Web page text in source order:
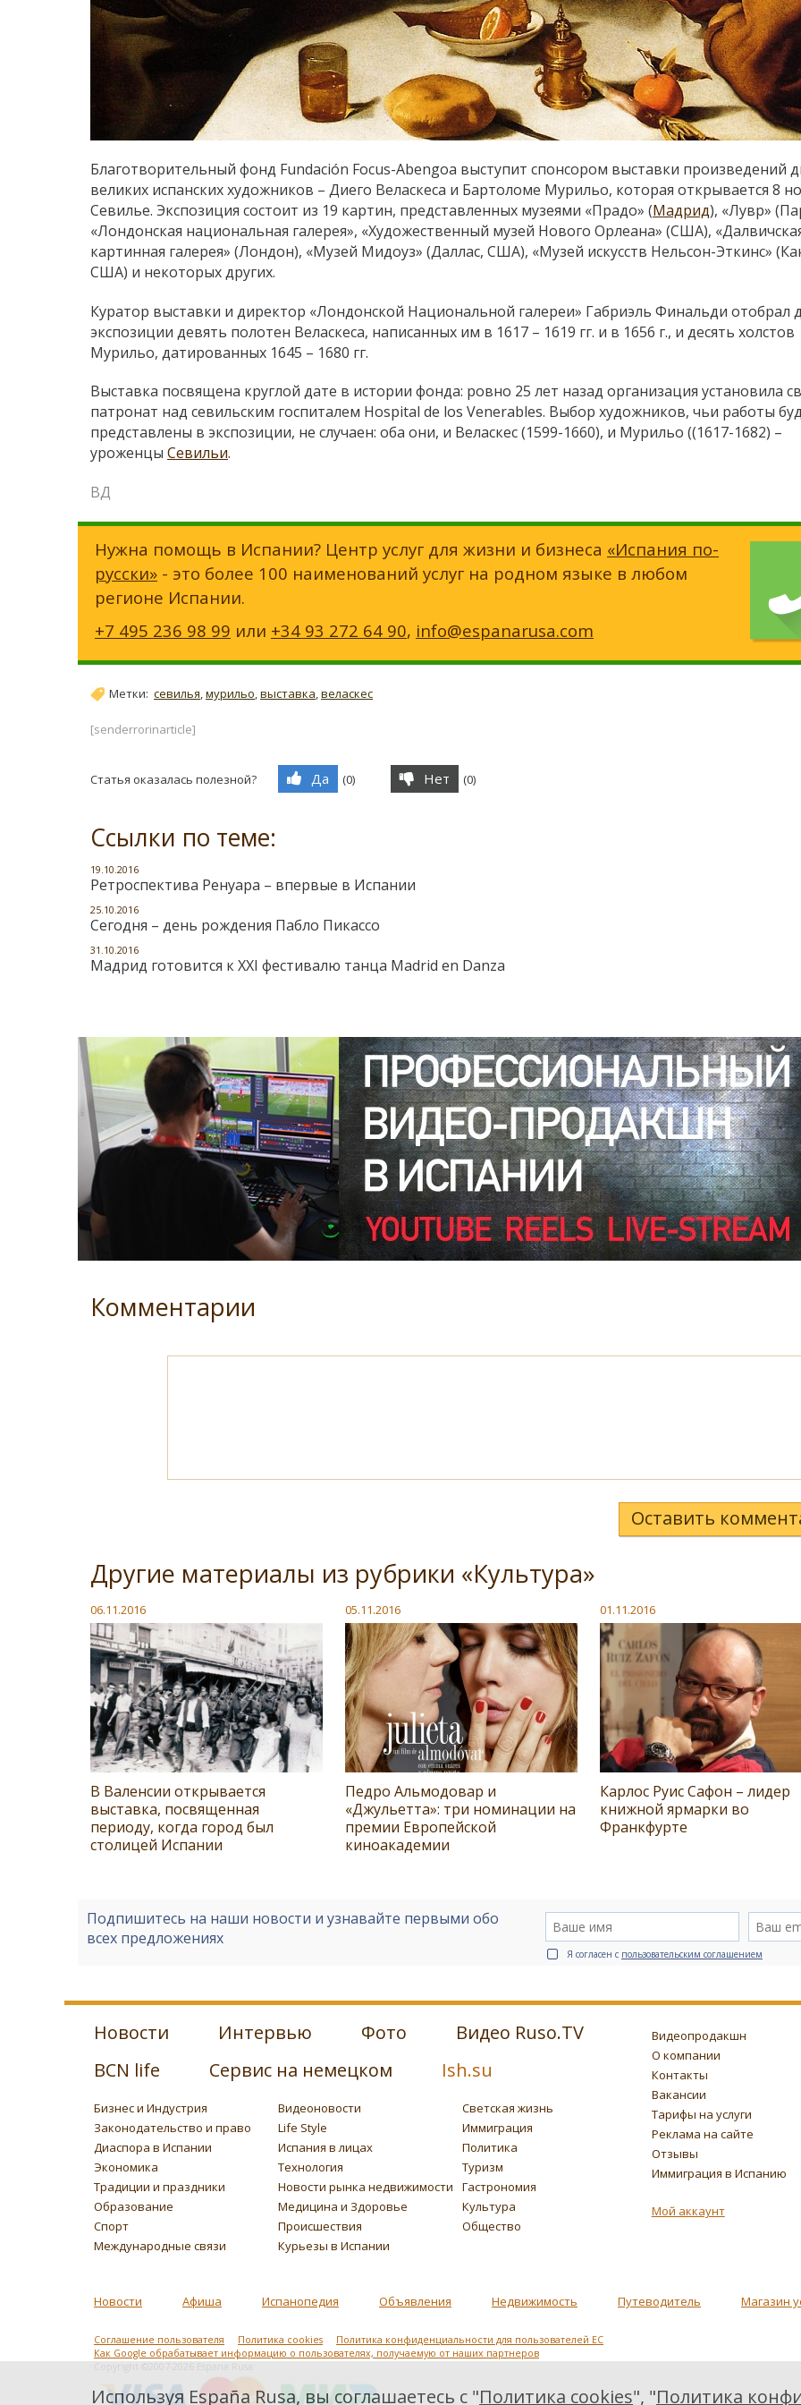
Благотворительный фонд Fundación Focus-Abengoa выступит спонсором выставки произведений
великих испанских художников – Диего Веласкеса и Бартоломе Мурильо, которая открывается 8
Севилье. Экспозиция состоит из 19 картин, представленных музеями «Прадо» (Мадрид), «Лувр»
«Лондонская национальная галерея», «Художественный музей Нового Орлеана» (США),
картинная галерея» (Лондон), «Музей Мидоуз» (Даллас, США), «Музей искусств Нельсон-Эткинс»
США) и некоторых других.
Куратор выставки и директор «Лондонской Национальной галереи» Габриэль Финальди отобрал
экспозиции девять полотен Веласкеса, написанных им в 1617 – 1619 гг. и в 1656 г., и десять холстов
Мурильо, датированных 1645 – 1680 гг.
Выставка посвящена круглой дате в истории фонда: ровно 25 лет назад организация установила
патронат над севильским госпиталем Hospital de los Venerables. Выбор художников, чьи работы
представлены в экспозиции, не случаен: оба они, и Веласкес (1599-1660), и Мурильо ((1617-1682) –
уроженцы Севильи.
ВД
Нужна помощь в Испании? Центр услуг для жизни и бизнеса «Испания по-
русски» - это более 100 наименований услуг на родном языке в любом
регионе Испании.
+7 495 236 98 99 или +34 93 272 64 90, info@espanarusa.com
Метки: севилья,мурильо,выставка,веласкес
[senderrorinarticle]
Статья оказалась полезной? Да (0) Нет (0)
Ссылки по теме:
19.10.2016
Ретроспектива Ренуара – впервые в Испании
25.10.2016
Сегодня – день рождения Пабло Пикассо
31.10.2016
Мадрид готовится к XXI фестивалю танца Madrid en Danza
Комментарии
Оставить
Другие материалы из рубрики «Культура»
06.11.2016
В Валенсии открывается
выставка, посвященная
периоду, когда город был
столицей Испании
05.11.2016
Педро Альмодовар и
«Джульетта»: три номинации на
премии Европейской
киноакадемии
01.11.2016
Карлос Руис Сафон – лидер
книжной ярмарки во
Франкфурте
Подпишитесь на наши новости и узнавайте первыми обо
всех предложениях
Я согласен с пользовательским соглашением
Новости Интервью Фото
Видео Ruso.TV
BCN life
Сервис на немецком Ish.su
Бизнес и Индустрия Видеоновости
Светская жизнь
Законодательство и право
Life Style
Иммиграция
Диаспора в Испании
Испания в лицах
Политика
Экономика
Технология
Туризм
Традиции и праздники
Новости рынка недвижимости
Гастрономия
Образование
Медицина и Здоровье
Культура
Спорт
Происшествия
Общество
Международные связи
Курьезы в Испании
Видеопродакшн
О компании
Контакты
Вакансии
Тарифы на услуги
Реклама на сайте
Отзывы
Иммиграция в Испанию
Мой аккаунт
Новости Афиша Испанопедия Объявления Недвижимость Путеводитель Магазин
Соглашение пользователя Политика cookies
Политика конфиденциальности для пользователей ЕС
Как Google обрабатывает информацию о пользователях, получаемую от наших партнеров
Используя España Rusa, вы соглашаетесь с "Политика cookies", "Политика